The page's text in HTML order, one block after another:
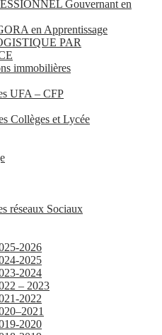
Gouvernant en
en Apprentissage
PAR
immobilières
UFA – CFP
Collèges et Lycée
réseaux Sociaux
2026
2025
2024
– 2023
2022
2020